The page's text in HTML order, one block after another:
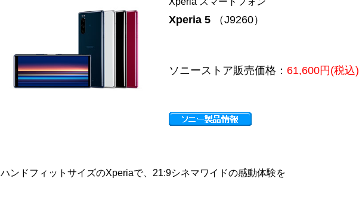
Xperia 5 （J9260）
ソニーストア販売価格： 61,600円(税込)
ハンドフィットサイズのXperiaで、21:9シネマワイドの感動体験を